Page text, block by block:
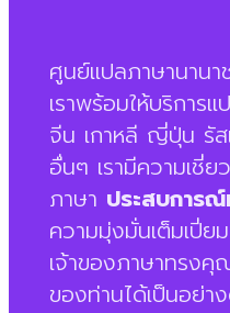
ศูนย์แปลภาษานานา
เราพร้อมให้บริการ
จีน เกาหลี ญี่ปุ่น รัส
อื่นๆ เรามีความเชี่
ภาษา ประสบการ
ความมุ่งมั่นเต็มเปี่
เจ้าของภาษาทรง
ของท่านได้เป็นอย่า